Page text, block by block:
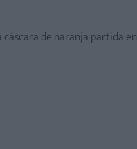
de naranja partida en